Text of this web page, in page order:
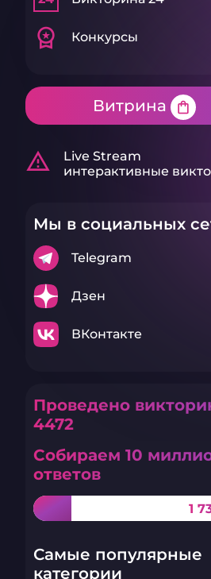
workspace_premium Конкурсы
Витрина shopping_bag
warning_amber
Live Stream
интерактивные
Мы в социальных
Telegram
Дзен
ВКонтакте
Проведено
4472
Собираем 10
ответов
1
Самые популярные
категории